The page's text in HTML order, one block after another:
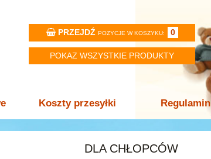
PRZEJDŹ POZYCJE W KOSZYKU: 0
POKAZ WSZYSTKIE PRODUKTY
Koszty przesyłki Regulamin
DLA CHŁOPCÓW